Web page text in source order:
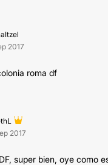
2017
roma df
2017
super bien, oye como